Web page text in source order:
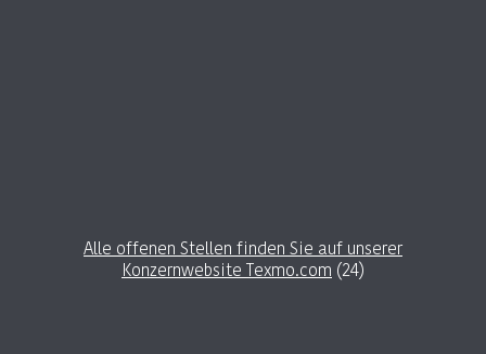
Alle offenen Stellen finden Sie auf unserer
Konzernwebsite Texmo.com (24)